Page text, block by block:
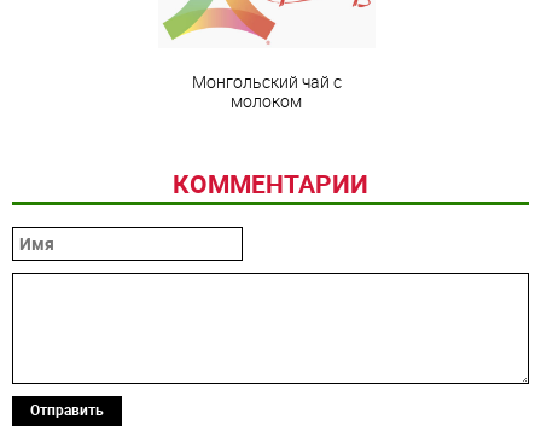
Монгольский чай с
молоком
КОММЕНТАРИИ
Отправить